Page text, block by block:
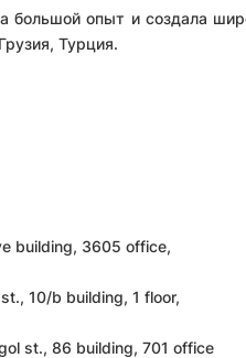
большой опыт и создала
Турция.
building, 3605 office,
10/b building, 1 floor,
st., 86 building, 701 office